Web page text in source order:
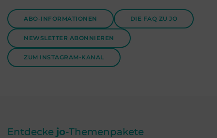
ABO-INFORMATIONEN DIE FAQ ZU JO
NEWSLETTER ABONNIEREN
ZUM INSTAGRAM-KANAL
Entdecke jo-Themenpakete